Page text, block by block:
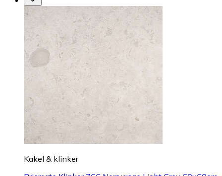
Kakel & klinker